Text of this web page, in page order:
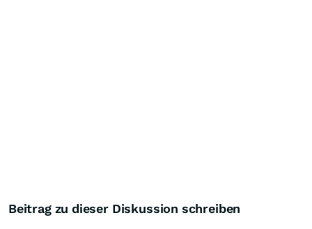
Beitrag zu dieser Diskussion schreiben